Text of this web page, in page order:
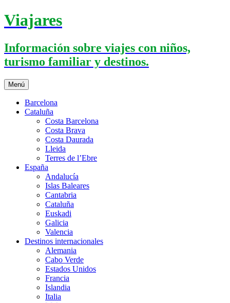
Saltar
al
Viajares
Información sobre viajes con niños,
turismo familiar y destinos.
Menú
Barcelona
Cataluña
Costa Barcelona
Costa Brava
Costa Daurada
Lleida
Terres de l’Ebre
España
Andalucía
Islas Baleares
Cantabria
Cataluña
Euskadi
Galicia
Valencia
Destinos internacionales
Alemania
Cabo Verde
Estados Unidos
Francia
Islandia
Italia